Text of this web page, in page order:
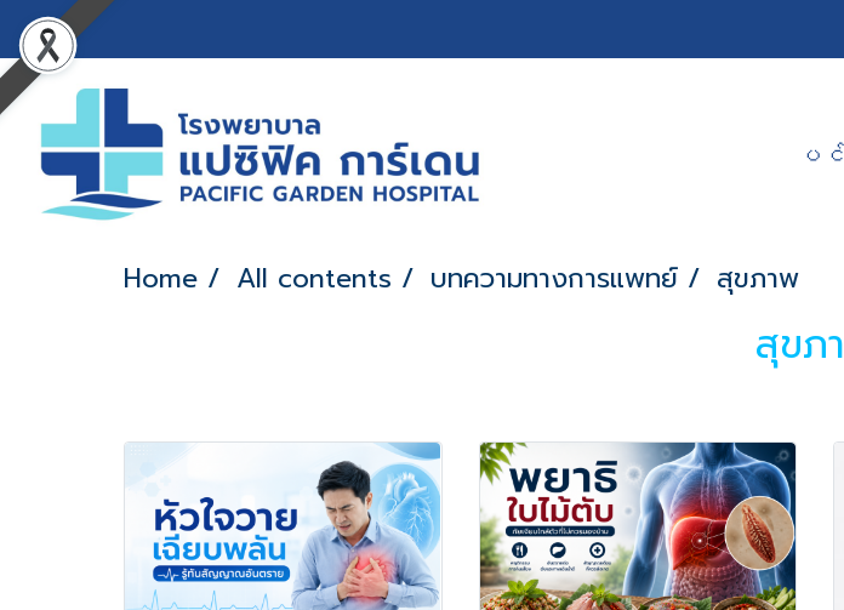
ပ
Home All contents บทความทางการแพทย์ สุขภาพ
สุขภ